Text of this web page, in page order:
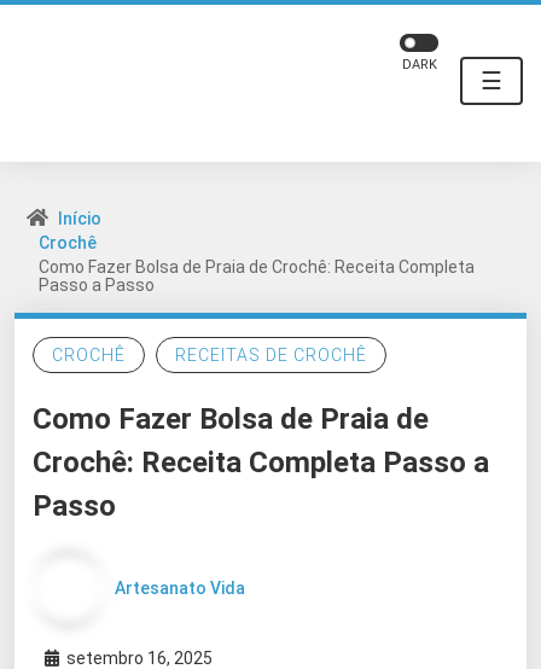
☰
DARK
Início
Crochê
Como Fazer Bolsa de Praia de Crochê: Receita Completa
Passo a Passo
CROCHÊ RECEITAS DE CROCHÊ
Como Fazer Bolsa de Praia de
Crochê: Receita Completa Passo a
Passo
Artesanato Vida
setembro 16, 2025